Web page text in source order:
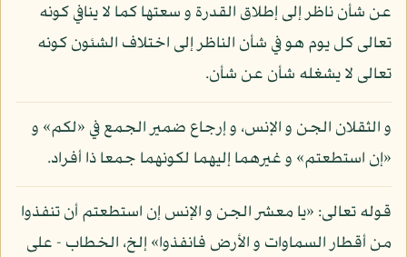
عن شأن ناظر إلى إطلاق القدرة و سعتها كما لا ينافي كونه
تعالى كل يوم هو في شأن الناظر إلى اختلاف الشئون كونه
تعالى لا يشغله شأن عن شأن.
و الثقلان الجن و الإنس، و إرجاع ضمير الجمع في «لكم» و
«إن استطعتم» و غيرهما إليهما لكونهما جمعا ذا أفراد.
قوله تعالى: «يا معشر الجن و الإنس إن استطعتم أن تنفذوا
من أقطار السماوات و الأرض فانفذوا» إلخ، الخطاب - على